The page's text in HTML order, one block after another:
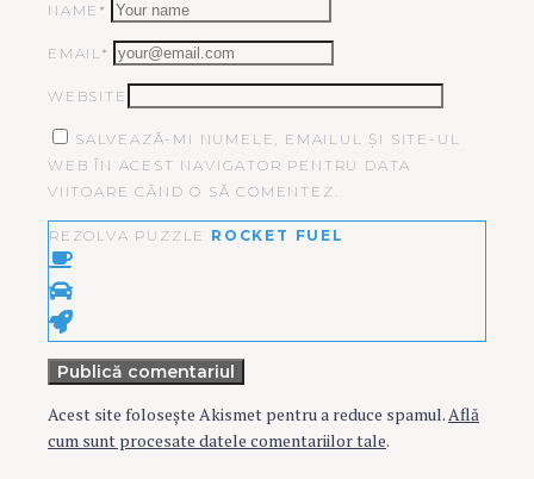
NAME*
EMAIL*
WEBSITE
SALVEAZĂ-MI NUMELE, EMAILUL ȘI SITE-UL
WEB ÎN ACEST NAVIGATOR PENTRU DATA
VIITOARE CÂND O SĂ COMENTEZ.
REZOLVA PUZZLE ROCKET FUEL
Publică comentariul
Acest site folosește Akismet pentru a reduce spamul.Află
cum sunt procesate datele comentariilor tale.